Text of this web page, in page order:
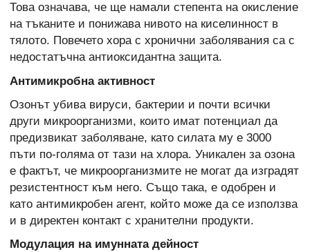
Това означава, че ще намали степента на окисление
на тъканите и понижава нивото на киселинност в
тялото. Повечето хора с хронични заболявания са с
недостатъчна антиоксидантна защита.
Антимикробна активност
Озонът убива вируси, бактерии и почти всички
други микроорганизми, които имат потенциал да
предизвикат заболяване, като силата му е 3000
пъти по-голяма от тази на хлора. Уникален за озона
е фактът, че микроорганизмите не могат да изградят
резистентност към него. Също така, е одобрен и
като антимикробен агент, който може да се използва
и в директен контакт с хранителни продукти.
Модулация на имунната дейност